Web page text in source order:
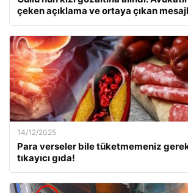
çeken açıklama ve ortaya çıkan
14/12/2025
Para verseler bile tüketmemeniz
tıkayıcı gıda!